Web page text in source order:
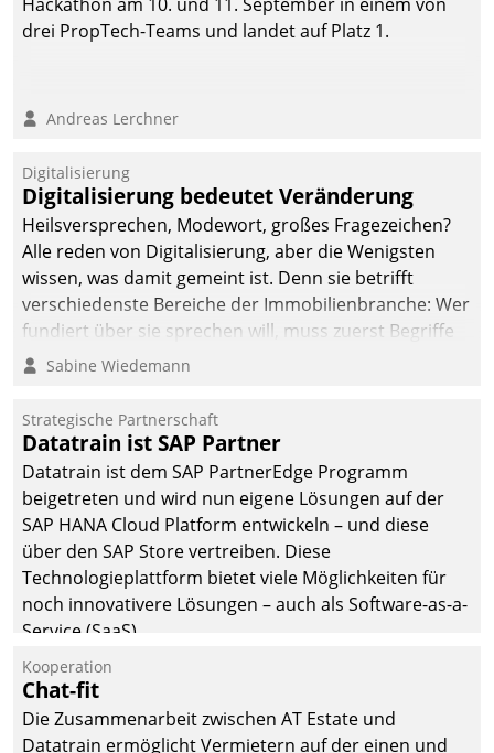
drei PropTech-Teams und landet auf Platz 1.
Andreas Lerchner
Digitalisierung
Digitalisierung bedeutet Veränderung
Heilsversprechen, Modewort, großes Fragezeichen?
Alle reden von Digitalisierung, aber die Wenigsten
wissen, was damit gemeint ist. Denn sie betrifft
verschiedenste Bereiche der Immobilienbranche: Wer
fundiert über sie sprechen will, muss zuerst Begriffe
klären. Ein Aspekt ist die betriebliche Optimierung:
Einsparungen durch optimierte und automatisierte
Prozesse. Doch man darf nicht zu viel erwarten: Allein
mit der Einführung einer neuen Software ist es nicht
getan. Die Digitalisierung erfordert von Unternehmen
die Bereitschaft, sich zu überprüfen, zu hinterfragen
und zu verändern.
Sabine Wiedemann
Strategische Partnerschaft
Datatrain ist SAP Partner
Datatrain ist dem SAP PartnerEdge Programm
beigetreten und wird nun eigene Lösungen auf der
SAP HANA Cloud Platform entwickeln – und diese
über den SAP Store vertreiben. Diese
Technologieplattform bietet viele Möglichkeiten für
noch innovativere Lösungen – auch als Software-as-a-
Service (SaaS).
Kooperation
Chat-fit
Die Zusammenarbeit zwischen AT Estate und
Datatrain ermöglicht Vermietern auf der einen und